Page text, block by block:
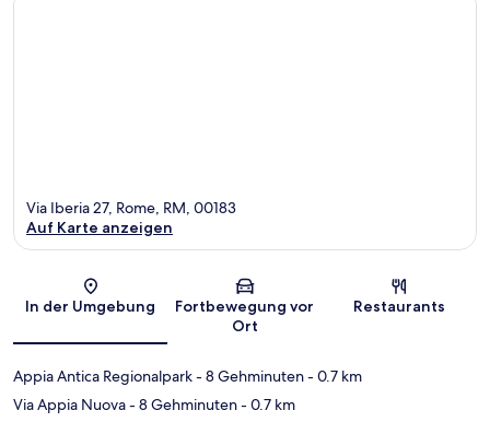
Karte
Via Iberia 27, Rome, RM, 00183
Auf Karte anzeigen
In der Umgebung
Fortbewegung vor
Ort
Restaurants
Appia Antica Regionalpark- 8 Gehminuten- 0.7 km
Via Appia Nuova- 8 Gehminuten- 0.7 km